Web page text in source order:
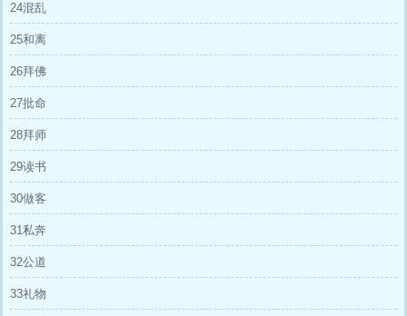
24混乱
25和离
26拜佛
27批命
28拜师
29读书
30做客
31私奔
32公道
33礼物